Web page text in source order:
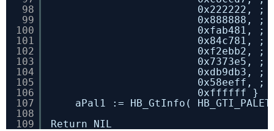
98
99
100
101
102
103
104
105
106
107
108
109
0x222222, ;
0x888888, ;
0xfab481, ;
0x84c781, ;
0xf2ebb2, ;
0x7373e5, ;
0xdb9db3, ;
0x58eeff, ;
0xffffff }
aPal1 := HB_GtInfo(
Return NIL